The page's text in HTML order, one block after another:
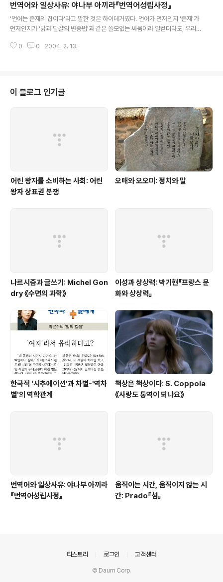
별곡」을 전통으로 보지 않고 있는 것이 중요한 것이었다. 그
러므로 그는 화전민이 하듯이 전통이라는 새로운 밭을 일
구어 나간다. 유종호가 일구려는 화전火田은, 의욕적인 그
상으로 그들의 "언어에 대한 자의식의 유곡幽谷"(157쪽)
번역어와 일상사유: 야나부 아끼라『번역어성립사정』
'언어는 존재의 집이다'라고 말한 것은 하이데거였다. 언어가 먼저인지 '존재'가
먼저인지가 '닭과 달걀의 변증법'과 같은 쓸모없는 싸움이라 일컫더라도, 우리
들어줄 수밖에 없는 형편이다. '존재'나 '근대'가 바로 그 번역어들이다. '사회,'
oit같은 낱말들은 평소에 자주 쓰이는 말들이다. 대표적으로 '사회'같은 낱말은
우리 현실에서는 거의 글말文語에서만 쓰인다고도 볼 ..
0 0 2004. 2. 13.
이 블로그 인기글
어린 왕자를 소비하는 사회: 어린
왕자 상표권 분쟁
오매와 오오미: 정치와 말
나르시즘과 글쓰기: Michel Gon
dry 《수면의 과학》
이성과 상상력: 박기현『프랑스 문
화와 상상력』
한국적 '시추에이션'과 차별-'역차
별'의 역학관계
책상은 책상이다: S. Coppola
《사랑도 통역이 되나요》
번역어와 일상사유: 야나부 아끼라
『번역어성립사정』
움직이는 시간, 움직이지 않는 시
간: Prado『섬』
티스토리 로그인 고객센터
© Daum Corp.